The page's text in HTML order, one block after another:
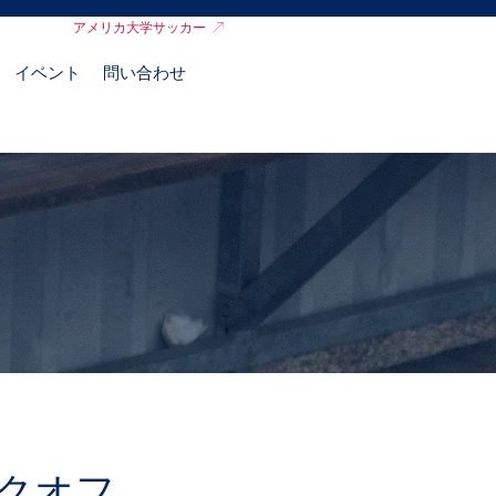
アメリカ大学サッカー
イベント 問い合わせ